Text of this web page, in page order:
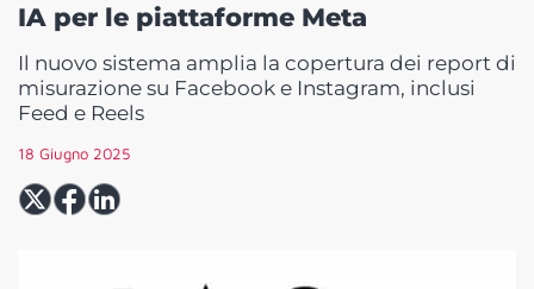
IA per le piattaforme Meta
Il nuovo sistema amplia la copertura dei report di
misurazione su Facebook e Instagram, inclusi
Feed e Reels
18 Giugno 2025